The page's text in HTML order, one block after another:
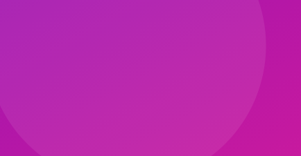
1.3 kg altında ve toplamda 1500-2500 TL arası. Havayolu el